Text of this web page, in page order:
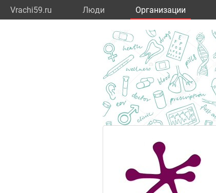
Vrachi59.ru Люди Организации